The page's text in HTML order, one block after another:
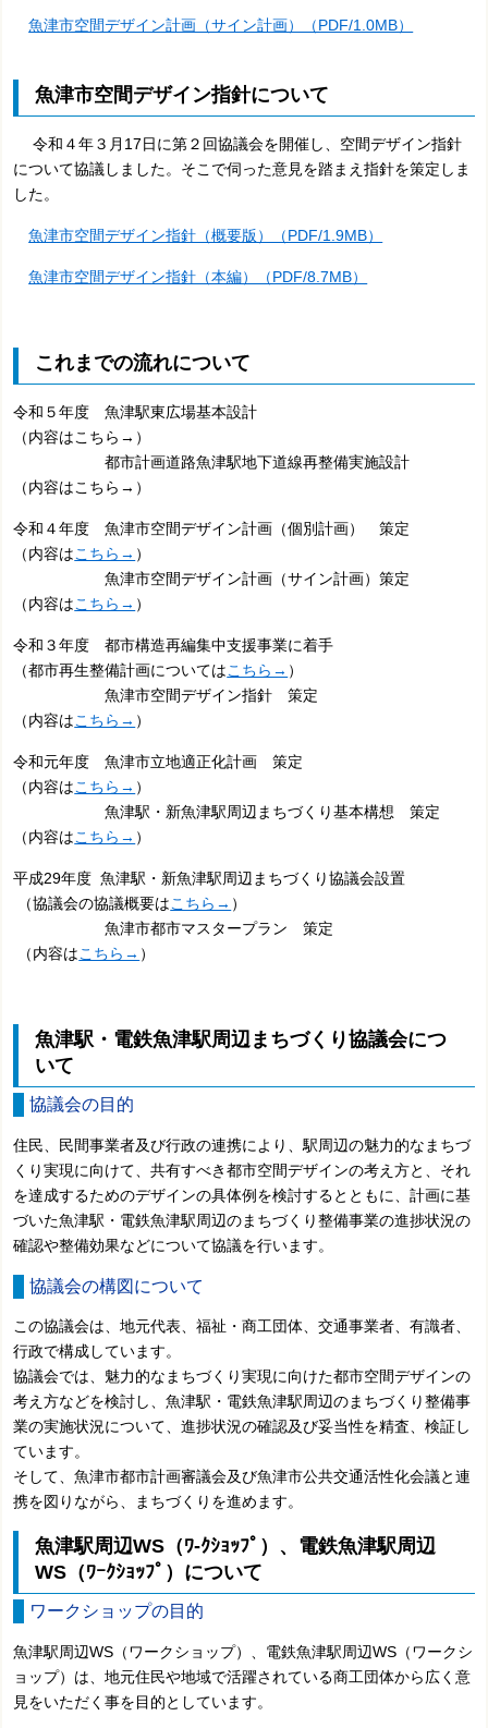
魚津市空間デザイン計画（サイン計画）（PDF/1.0MB）
魚津市空間デザイン指針について
令和４年３月17日に第２回協議会を開催し、空間デザイン指針
について協議しました。そこで伺った意見を踏まえ指針を策定しま
した。
魚津市空間デザイン指針（概要版）（PDF/1.9MB）
魚津市空間デザイン指針（本編）（PDF/8.7MB）
これまでの流れについて
令和５年度 魚津駅東広場基本設計
（内容はこちら→）
都市計画道路魚津駅地下道線再整備実施設計
（内容はこちら→）
令和４年度 魚津市空間デザイン計画（個別計画） 策定
（内容はこちら→ ）
魚津市空間デザイン計画（サイン計画）策定
（内容はこちら→ ）
令和３年度 都市構造再編集中支援事業に着手
（都市再生整備計画についてはこちら→ ）
魚津市空間デザイン指針 策定
（内容はこちら→ ）
令和元年度 魚津市立地適正化計画 策定
（内容はこちら→ ）
魚津駅・新魚津駅周辺まちづくり基本構想 策定
（内容はこちら→ ）
平成29年度 魚津駅・新魚津駅周辺まちづくり協議会設置
（協議会の協議概要はこちら→ ）
魚津市都市マスタープラン 策定
（内容はこちら→ ）
魚津駅・電鉄魚津駅周辺まちづくり協議会につ
いて
協議会の目的
住民、民間事業者及び行政の連携により、駅周辺の魅力的なまちづ
くり実現に向けて、共有すべき都市空間デザインの考え方と、それ
を達成するためのデザインの具体例を検討するとともに、計画に基
づいた魚津駅・電鉄魚津駅周辺のまちづくり整備事業の進捗状況の
確認や整備効果などについて協議を行います。
協議会の構図について
この協議会は、地元代表、福祉・商工団体、交通事業者、有識者、
行政で構成しています。
協議会では、魅力的なまちづくり実現に向けた都市空間デザインの
考え方などを検討し、魚津駅・電鉄魚津駅周辺のまちづくり整備事
業の実施状況について、進捗状況の確認及び妥当性を精査、検証し
ています。
そして、魚津市都市計画審議会及び魚津市公共交通活性化会議と連
携を図りながら、まちづくりを進めます。
魚津駅周辺WS（ﾜ-ｸｼｮｯﾌﾟ）、電鉄魚津駅周辺
WS（ﾜｰｸｼｮｯﾌﾟ）について
ワークショップの目的
魚津駅周辺WS（ワークショップ）、電鉄魚津駅周辺WS（ワークシ
ョップ）は、地元住民や地域で活躍されている商工団体から広く意
見をいただく事を目的としています。